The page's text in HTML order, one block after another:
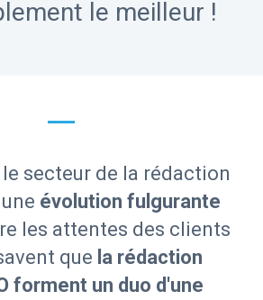
le meilleur !
le secteur de la rédaction
évolution fulgurante
les attentes des clients
que la rédaction
forment un duo d'une